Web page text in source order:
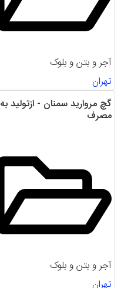
آجر و بتن و بلوک
تهران
گچ مروارید سمنان - ازتولید به
مصرف
آجر و بتن و بلوک